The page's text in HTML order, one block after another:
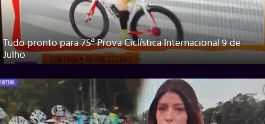
Tudo pronto para 75ª Prova Ciclística Internacional 9 de
Julho